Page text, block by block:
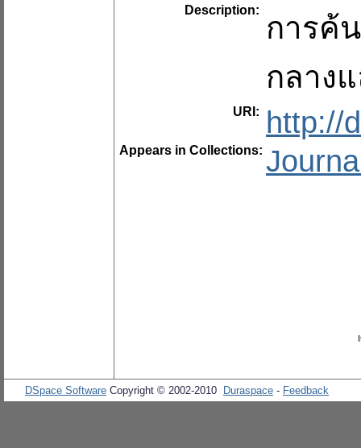
Description:
การค้
กลาง
URI: http://
Appears in Collections:
DSpace Software Copyright © 2002-2010 Duraspace - Feedback